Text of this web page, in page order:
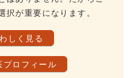
が重要になります。
しく見る
プロフィール